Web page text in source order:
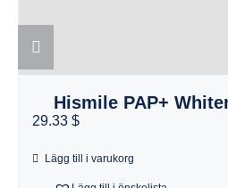
Hismile PAP+
29.33 $
Lägg till i varukorg